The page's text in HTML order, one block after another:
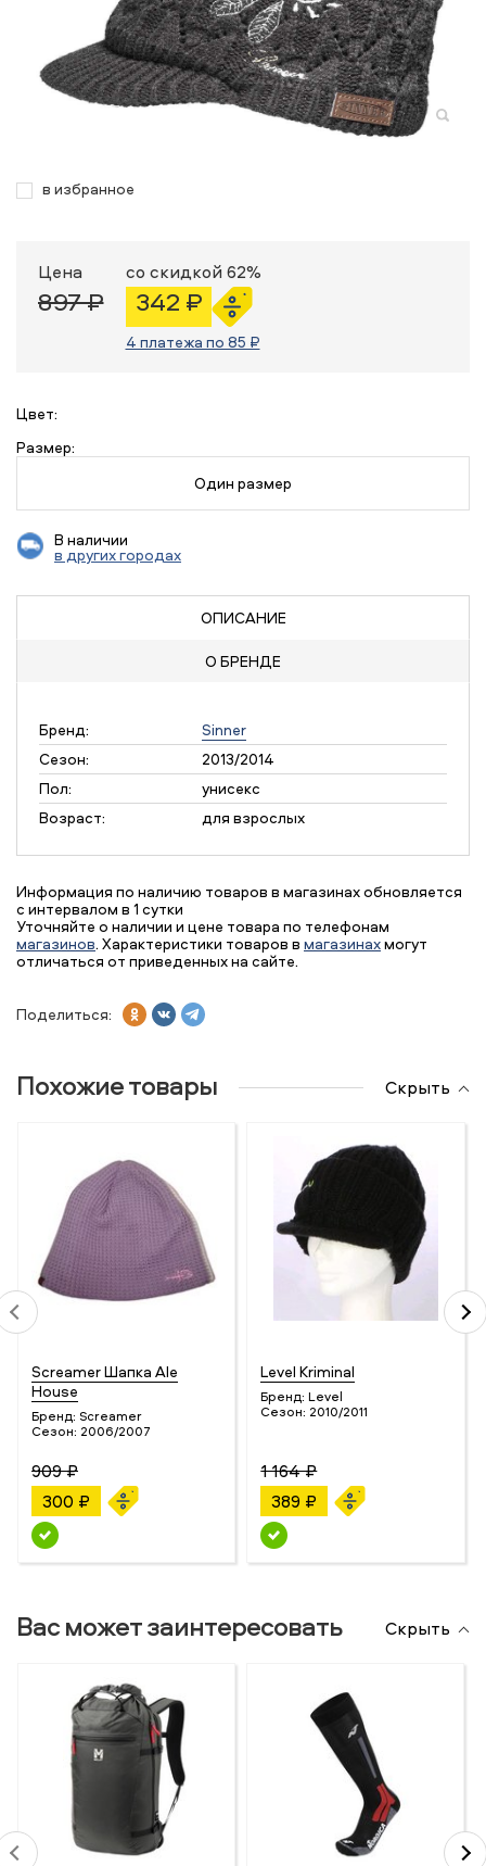
в избранное
Цена
897 ₽
со скидкой 62%
342 ₽
4 платежа по 85 ₽
Цвет:
Размер:
Один размер
В наличии
в других городах
ОПИСАНИЕ
О БРЕНДЕ
Бренд:
Sinner
Сезон:
2013/2014
Пол:
унисекс
Возраст:
для взрослых
Информация по наличию товаров в магазинах обновляется
с интервалом в 1 сутки
Уточняйте о наличии и цене товара по телефонам
магазинов. Характеристики товаров в магазинахмогут
отличаться от приведенных на сайте.
Поделиться:
Похожие товары Скрыть
Screamer Шапка Ale
House
Бренд: Screamer
Сезон: 2006/2007
909 ₽
300 ₽
Level Kriminal
Бренд: Level
Сезон: 2010/2011
1 164 ₽
389 ₽
Вас может заинтересовать Скрыть